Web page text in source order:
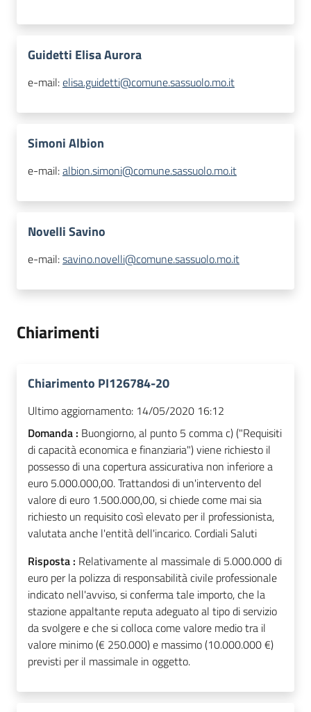
Guidetti Elisa Aurora
e-mail:elisa.guidetti@comune.sassuolo.mo.it
Simoni Albion
e-mail:albion.simoni@comune.sassuolo.mo.it
Novelli Savino
e-mail:savino.novelli@comune.sassuolo.mo.it
Chiarimenti
Chiarimento PI126784-20
Ultimo aggiornamento: 14/05/2020 16:12
Domanda : Buongiorno, al punto 5 comma c) ("Requisiti
di capacità economica e finanziaria") viene richiesto il
possesso di una copertura assicurativa non inferiore a
euro 5.000.000,00. Trattandosi di un'intervento del
valore di euro 1.500.000,00, si chiede come mai sia
richiesto un requisito così elevato per il professionista,
valutata anche l'entità dell'incarico. Cordiali Saluti
Risposta : Relativamente al massimale di 5.000.000 di
euro per la polizza di responsabilità civile professionale
indicato nell'avviso, si conferma tale importo, che la
stazione appaltante reputa adeguato al tipo di servizio
da svolgere e che si colloca come valore medio tra il
valore minimo (€ 250.000) e massimo (10.000.000 €)
previsti per il massimale in oggetto.